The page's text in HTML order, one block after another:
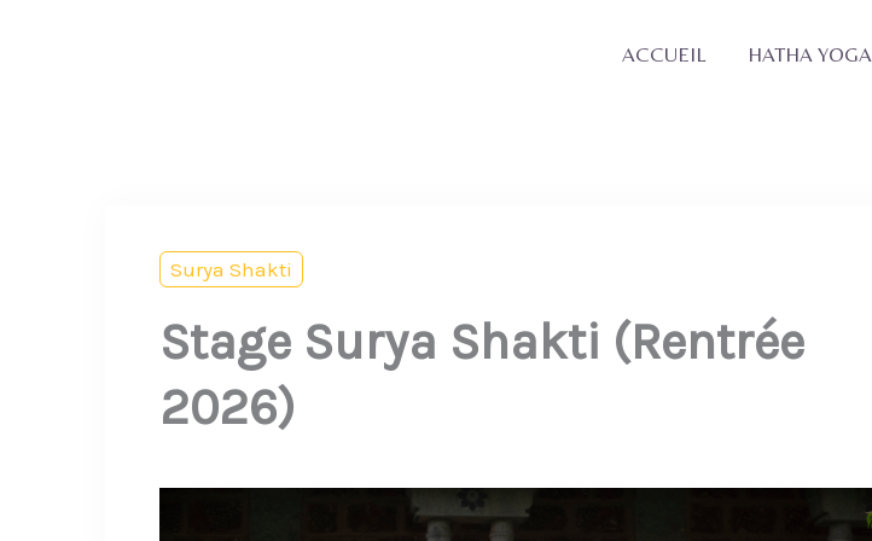
ACCUEIL HATHA YOGA
Surya Shakti
Stage Surya Shakti (Rentrée
2026)